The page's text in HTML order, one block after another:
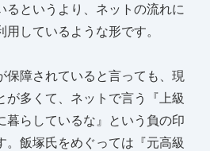
るというより、ネットの流れに
しているような形です。
保障されていると言っても、現
が多くて、ネットで言う『上級
暮らしているな』という負の印
。飯塚氏をめぐっては『元高級